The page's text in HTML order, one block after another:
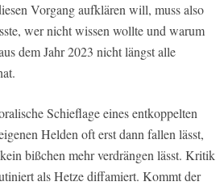
Vorgang aufklären will, muss also
wer nicht wissen wollte und warum
dem Jahr 2023 nicht längst alle
Schieflage eines entkoppelten
Helden oft erst dann fallen lässt,
bißchen mehr verdrängen lässt. Kritik
als Hetze diffamiert. Kommt der